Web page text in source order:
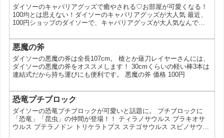
ダイソーのキャバリアグッズで癒やされる♡お部屋が可愛くなる！
100均とは思えない！ダイソーのキャバリアグッズが大人気 最近、
100円ショップのダイソーで、キャバリアグッズが大人気なんで
り、SNSでも話題沸騰中。今回は、そんなダイソーのキャバリアグ
ッズの魅力を徹底解剖！ なぜダイソーのキャバリアグッズがこんな
に人気なの？ 【1位】 思わず笑顔になる可愛さ！ キャバリアのつぶ
らな瞳やふっくらとした頬など、どこを切り取っ...
悪魔の斧
ダイソーの悪魔の斧は全長107cm。 槍とか薙刀レイヤーさんには、
ダイソーの悪魔の斧をオススメします！ 30cmくらいの軽い棒3本は
連結式だから持ち運びにも便利です。 悪魔の斧 価格 100円
恐竜プチブロック
ダイソーの恐竜プチブロックが可愛いと話題に。 プチブロックに
「恐竜」「昆虫」の仲間が登場！！ ティラノサウルス ブラキオサ
ウルス プテラノドン トリケラトプス ステゴサウルス スピノサウル